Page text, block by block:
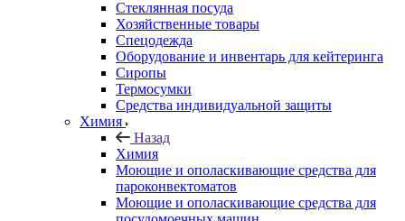
Стеклянная посуда
Хозяйственные товары
Спецодежда
Оборудование и инвентарь для кейтеринга
Сиропы
Термосумки
Средства индивидуальной защиты
Химия
Назад
Химия
Моющие и ополаскивающие средства для
пароконвектоматов
Моющие и ополаскивающие средства для